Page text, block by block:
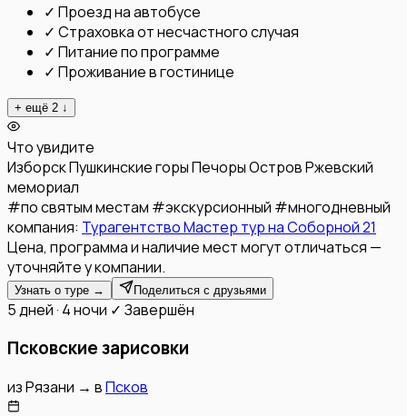
✓ Проезд на автобусе
✓ Страховка от несчастного случая
✓ Питание по программе
✓ Проживание в гостинице
+ ещё 2 ↓
Что увидите
ИзборскПушкинские горыПечорыОстровРжевский
мемориал
#по святым местам #экскурсионный #многодневный
компания: Турагентство Мастер тур на Соборной 21
Цена, программа и наличие мест могут отличаться —
уточняйте у компании.
Узнать о туре → Поделиться с друзьями
5 дней · 4 ночи ✓ Завершён
Псковские зарисовки
изРязани → вПсков